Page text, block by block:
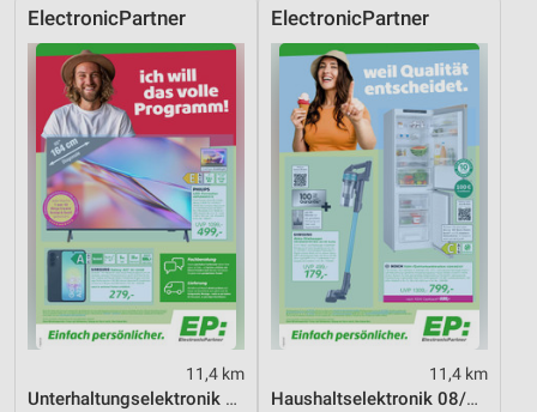
ElectronicPartner
11,4 km
Unterhaltungselektronik 08/2026
ElectronicPartner
11,4 km
Haushaltselektronik 08/2026